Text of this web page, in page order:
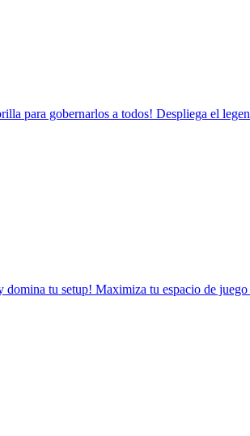
para gobernarlos a todos! Despliega el
tu setup! Maximiza tu espacio de